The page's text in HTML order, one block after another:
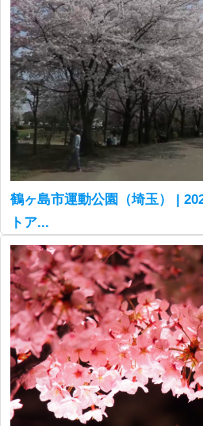
鶴ヶ島市運動公園（埼玉） |
トア...